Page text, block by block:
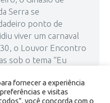
Serra se
ponto de
viver um carnaval
o Louvor Encontro
sob o tema “Eu
fornecer a experiência
e visitas
você concorda com o